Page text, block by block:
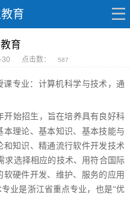
育
育
30 点击数： 587
课专业：计算机科学与技术，通
开始招生，
旨在培养具有良好科
理论、基本知识、基本技能与
知识、精通流行软件开发技术
求选择相应的技术、用符合国际
硬件开发、维护、服务的应用
业是浙江省重点专业，也是“优